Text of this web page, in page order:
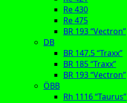
Re 430
Re 475
BR 193 “Vectron”
DB
BR 147.5 “Traxx”
BR 185 “Traxx”
BR 193 “Vectron”
ÖBB
Rh 1116 “Taurus”